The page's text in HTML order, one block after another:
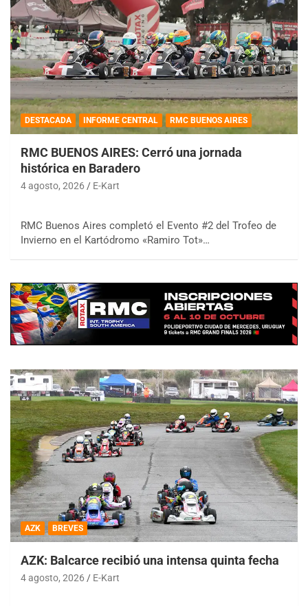
DESTACADA INFORME CENTRAL RMC BUENOS AIRES
RMC BUENOS AIRES: Cerró una jornada
histórica en Baradero
4 agosto, 2026 E-Kart
RMC Buenos Aires completó el Evento #2 del Trofeo de
Invierno en el Kartódromo «Ramiro Tot»…
AZK BREVES
AZK: Balcarce recibió una intensa quinta fecha
4 agosto, 2026 E-Kart